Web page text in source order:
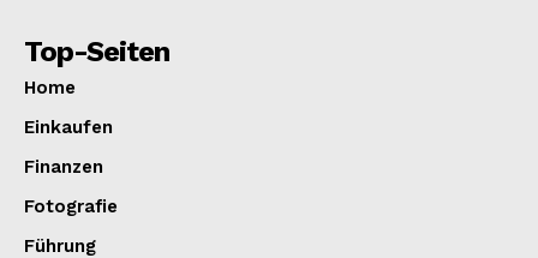
Top-Seiten
Home
Einkaufen
Finanzen
Fotografie
Führung